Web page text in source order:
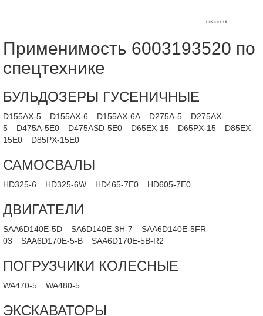
Применимость 6003193520 по
спецтехнике
БУЛЬДОЗЕРЫ ГУСЕНИЧНЫЕ
D155AX-5 D155AX-6 D155AX-6A D275A-5
D275AX-
5
D475A-5E0 D475ASD-5E0 D65EX-15 D65PX-15
D85EX-
15E0
D85PX-15E0
САМОСВАЛЫ
HD325-6 HD325-6W HD465-7E0 HD605-7E0
ДВИГАТЕЛИ
SAA6D140E-5D SA6D140E-3H-7
SAA6D140E-5FR-
03
SAA6D170E-5-B SAA6D170E-5B-R2
ПОГРУЗЧИКИ КОЛЕСНЫЕ
WA470-5 WA480-5
ЭКСКАВАТОРЫ